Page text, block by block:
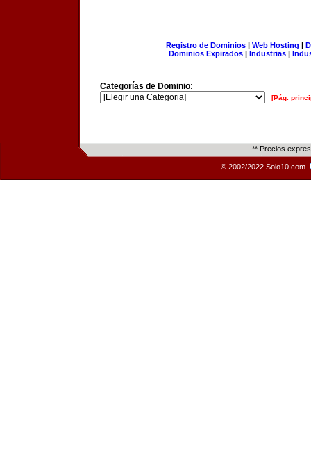
Registro de Dominios| Web Hosting |
Dominios Expirados | Industrias |
Categorías de Dominio:
[Pág.
** Precios
© 2002/2022 Solo10.com